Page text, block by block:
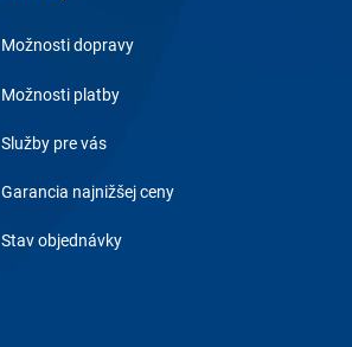
Možnosti dopravy
Možnosti platby
Služby pre vás
Garancia najnižšej ceny
Stav objednávky